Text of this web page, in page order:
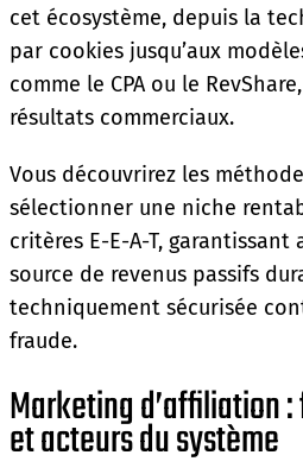
cet écosystème, depuis la
par cookies jusqu’aux
comme le CPA ou le
résultats commerciaux.
Vous découvrirez les
sélectionner une niche
critères E-E-A-T, garantissant
source de revenus passifs
techniquement sécurisée
fraude.
Marketing d’affiliation
et acteurs du système